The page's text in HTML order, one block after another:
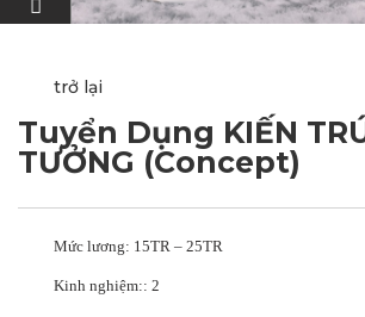
trở lại
Tuyển Dụng KIẾN
TƯỞNG (Concept)
Mức lương: 15TR – 25TR
Kinh nghiệm:: 2